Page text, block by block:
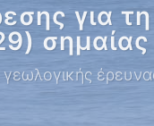
για
γεωλογικής